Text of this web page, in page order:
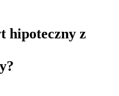
hipoteczny z